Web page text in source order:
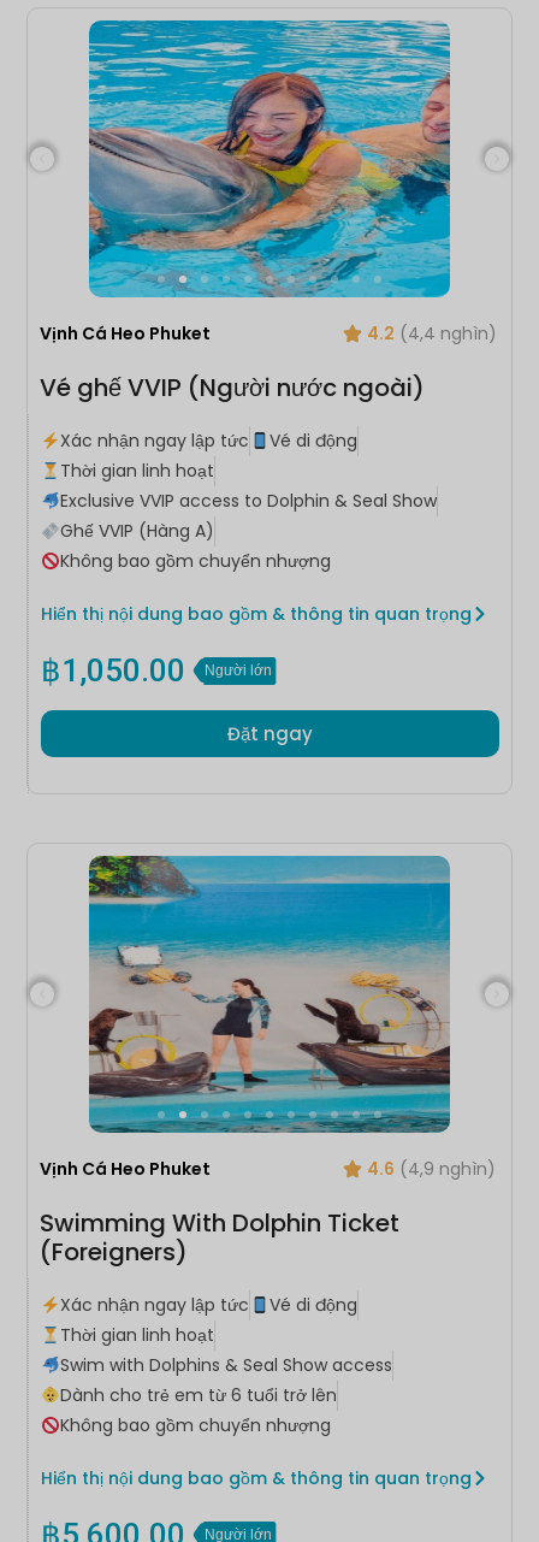
Vịnh Cá Heo Phuket 4.2 (4,4 nghìn)
Vé ghế VVIP (Người nước ngoài)
Xác nhận ngay lập tức
Vé di động
Thời gian linh hoạt
Exclusive VVIP access to Dolphin & Seal Show
Ghế VVIP (Hàng A)
Không bao gồm chuyển nhượng
Hiển thị nội dung bao gồm & thông tin quan trọng
฿1,050.00 Người lớn
Đặt ngay
Vịnh Cá Heo Phuket 4.6 (4,9 nghìn)
Swimming With Dolphin Ticket
(Foreigners)
Xác nhận ngay lập tức
Vé di động
Thời gian linh hoạt
Swim with Dolphins & Seal Show access
Dành cho trẻ em từ 6 tuổi trở lên
Không bao gồm chuyển nhượng
Hiển thị nội dung bao gồm & thông tin quan trọng
Người lớn